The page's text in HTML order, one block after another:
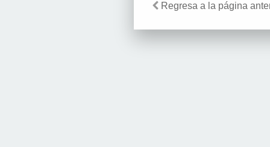
Regresa a la página